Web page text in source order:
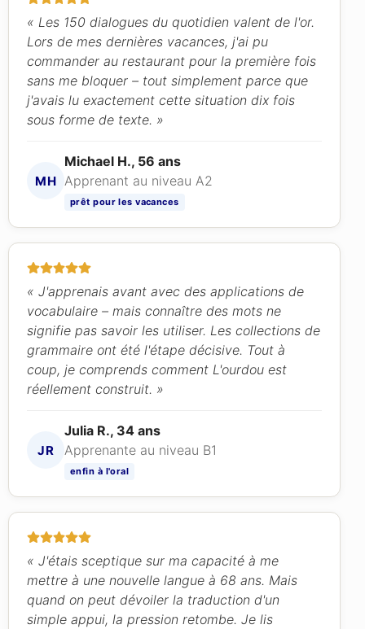
« Les 150 dialogues du quotidien valent de l'or.
Lors de mes dernières vacances, j'ai pu
commander au restaurant pour la première fois
sans me bloquer – tout simplement parce que
j'avais lu exactement cette situation dix fois
sous forme de texte. »
MH
Michael H., 56 ans
Apprenant au niveau A2
prêt pour les vacances
« J'apprenais avant avec des applications de
vocabulaire – mais connaître des mots ne
signifie pas savoir les utiliser. Les collections de
grammaire ont été l'étape décisive. Tout à
coup, je comprends comment L'ourdou est
réellement construit. »
JR
Julia R., 34 ans
Apprenante au niveau B1
enfin à l'oral
« J'étais sceptique sur ma capacité à me
mettre à une nouvelle langue à 68 ans. Mais
quand on peut dévoiler la traduction d'un
simple appui, la pression retombe. Je lis